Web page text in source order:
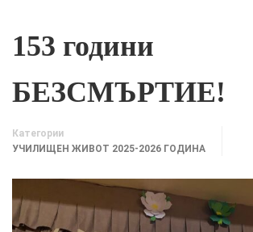
153 години
БЕЗСМЪРТИЕ!
Категории
УЧИЛИЩЕН ЖИВОТ 2025-2026 ГОДИНА